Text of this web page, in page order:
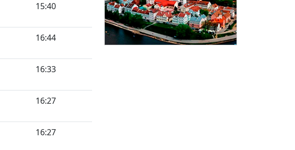
15:40
16:44
16:33
16:27
16:27